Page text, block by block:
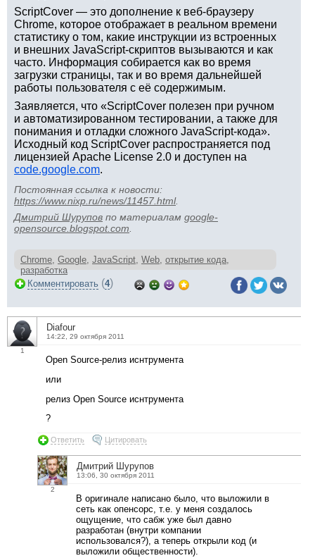
ScriptCover — это дополнение к веб-браузеру
Chrome, которое отображает в реальном времени
статистику о том, какие инструкции из встроенных
и внешних JavaScript-скриптов вызываются и как
часто. Информация собирается как во время
загрузки страницы, так и во время дальнейшей
работы пользователя с её содержимым.
Заявляется, что «ScriptCover полезен при ручном
и автоматизированном тестировании, а также для
понимания и отладки сложного JavaScript-кода».
Исходный код ScriptCover распространяется под
лицензией Apache License 2.0 и доступен на
code.google.com.
Постоянная ссылка к новости:
https://www.nixp.ru/news/11457.html.
Дмитрий Шурупов по материалам google-
opensource.blogspot.com
Chrome, Google, JavaScript, Web, открытие кода,
разработка
Комментировать (4)
1
Diafour
14:22, 29 октября 2011
Open Source-релиз иснтрумента
или
релиз Open Source иснтрумента
?
Ответить Цитировать
2
Дмитрий Шурупов
13:06, 30 октября 2011
В оригинале написано было, что выложили в
сеть как опенсорс, т.е. у меня создалось
ощущение, что сабж уже был давно
разработан (внутри компании
использовался?), а теперь открыли код (и
выложили общественности).